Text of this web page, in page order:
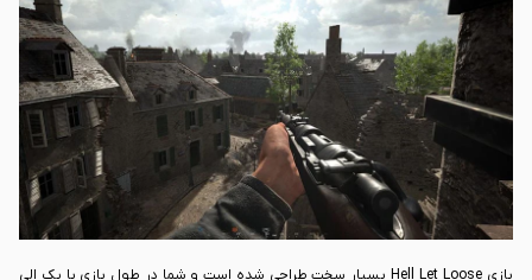
حالت اصلی که برایبازی Hell Let Loose در نظر گرفته شده است به صورت یک
مسابقه بزرگ می باشد که در آن یک تیم حمله می کند و دیگری باید دفاع کند. زمانی
که پلیر در بازی Hell Let Loose شکست می خورد، برای شروع دوباره باید از محلی
شروع به کار کند که رهبر تیم آن را مشخص کرده است. بازی به طور کلی بسیار
اکتیو بوده و برای پلیرها بسیار جذاب می باشد.
بازی Hell Let Loose بسیار سخت طراحی شده است و شما در طول بازی با یک الی